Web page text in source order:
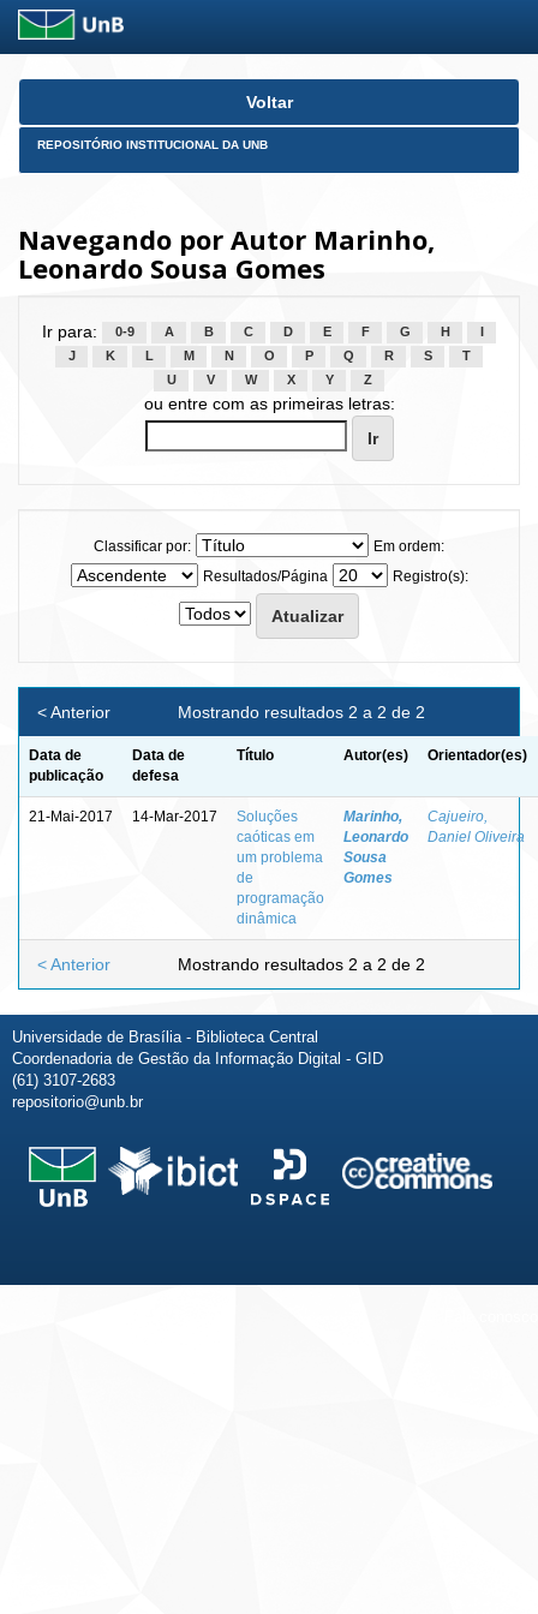
Skip
Voltar
REPOSITÓRIO INSTITUCIONAL DA UNB
Navegando por Autor Marinho,
Leonardo Sousa Gomes
Ir para: 0-9 A B C D E F G H
J
K L M N O P Q R S
T
U
V W X Y Z
ou entre com as primeiras letras:
Classificar por:
Em ordem:
Resultados/Página
Registro(s):
Mostrando resultados 2 a 2 de 2
< Anterior
Data de
publicação
Data de
defesa
Título Autor(es) Orientador(es)
21-Mai-2017 14-Mar-2017
Soluções
caóticas em
um problema
de
programação
dinâmica
Marinho,
Leonardo
Sousa
Gomes
Cajueiro,
Daniel Oliveira
Mostrando resultados 2 a 2 de 2
< Anterior
Universidade de Brasília - Biblioteca Central
Coordenadoria de Gestão da Informação Digital - GID
(61) 3107-2683
repositorio@unb.br